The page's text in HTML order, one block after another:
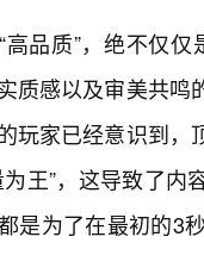
高品质”，绝不仅
质感以及审美共
玩家已经意识到
为王”，这导致了
是为了在最初的3